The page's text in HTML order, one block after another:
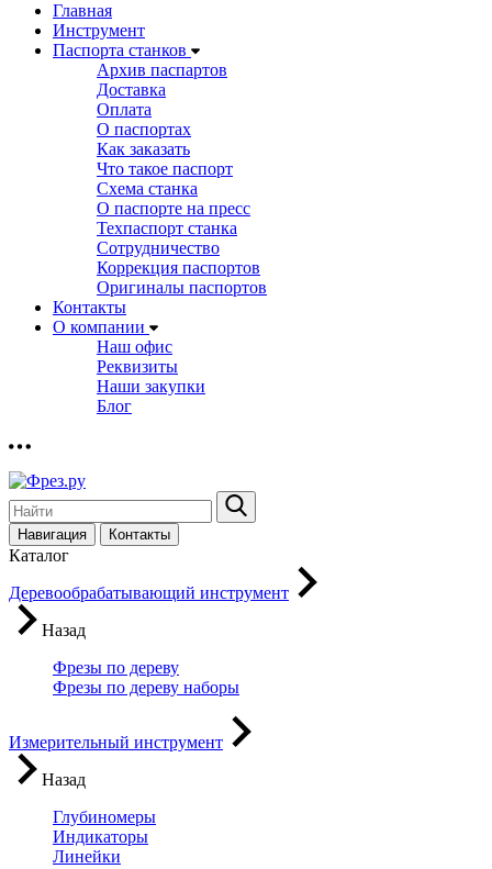
Главная
Инструмент
Паспорта станков
Архив паспартов
Доставка
Оплата
О паспортах
Как заказать
Что такое паспорт
Схема станка
О паспорте на пресс
Техпаспорт станка
Сотрудничество
Коррекция паспортов
Оригиналы паспортов
Контакты
О компании
Наш офис
Реквизиты
Наши закупки
Блог
Навигация Контакты
Каталог
Деревообрабатывающий инструмент
Назад
Фрезы по дереву
Фрезы по дереву наборы
Измерительный инструмент
Назад
Глубиномеры
Индикаторы
Линейки